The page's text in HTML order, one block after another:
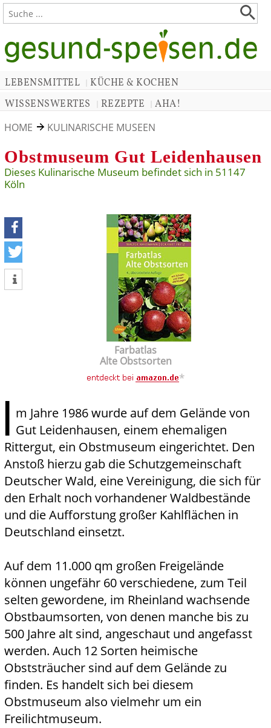
LEBENSMITTEL
KÜCHE & KOCHEN
WISSENSWERTES
REZEPTE
AHA!
HOME
KULINARISCHE MUSEEN
Obstmuseum Gut Leidenhausen
Dieses Kulinarische Museum befindet sich in 51147
Köln
teilen
tweet
Farbatlas
Alte Obstsorten
*
I m Jahre 1986 wurde auf dem Gelände von
Gut Leidenhausen, einem ehemaligen
Rittergut, ein Obstmuseum eingerichtet. Den
Anstoß hierzu gab die Schutzgemeinschaft
Deutscher Wald, eine Vereinigung, die sich für
den Erhalt noch vorhandener Waldbestände
und die Aufforstung großer Kahlflächen in
Deutschland einsetzt.
Auf dem 11.000 qm großen Freigelände
können ungefähr 60 verschiedene, zum Teil
selten gewordene, im Rheinland wachsende
Obstbaumsorten, von denen manche bis zu
500 Jahre alt sind, angeschaut und angefasst
werden. Auch 12 Sorten heimische
Obststräucher sind auf dem Gelände zu
finden. Es handelt sich bei diesem
Obstmuseum also vielmehr um ein
Freilichtmuseum.